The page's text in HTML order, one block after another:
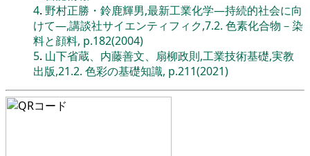
4. 野村正勝・鈴鹿輝男,最新工業化学―持続的社会に向
けて―,講談社サイエンティフィク,7.2. 色素化合物－染
料と顔料, p.182(2004)
5. 山下省蔵、内藤善文、扇柳政則,工業技術基礎,実教
出版,21.2. 色彩の基礎知識, p.211(2021)